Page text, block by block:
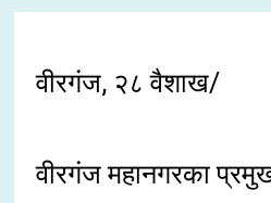
वीरगंज, २८ वैशाख/
वीरगंज महानगरका